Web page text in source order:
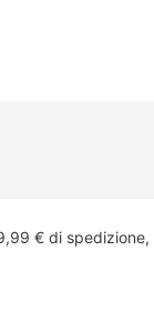
€ di spedizione,